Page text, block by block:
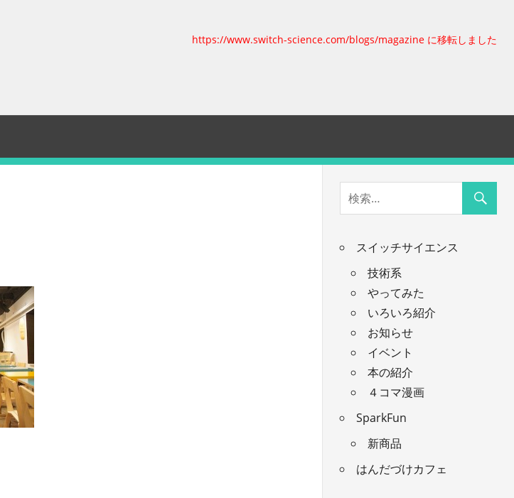
https://www.switch-science.com/blogs/magazine に移転しました
スイッチサイエンス
技術系
やってみた
いろいろ紹介
お知らせ
イベント
本の紹介
４コマ漫画
SparkFun
新商品
はんだづけカフェ